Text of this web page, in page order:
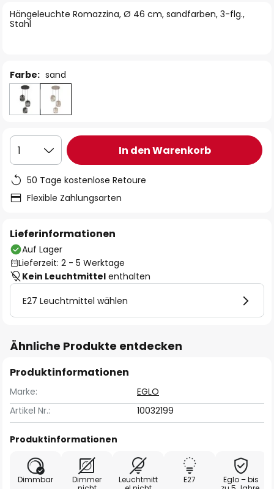
Hängeleuchte Romazzina, Ø 46 cm, sandfarben, 3-flg.,
Stahl
Farbe: sand
1 In den Warenkorb
50 Tage kostenlose Retoure
Flexible Zahlungsarten
Lieferinformationen
Auf Lager
Lieferzeit: 2 - 5 Werktage
Kein Leuchtmittel enthalten
E27 Leuchtmittel wählen
Ähnliche Produkte entdecken
Produktinformationen
Marke:
EGLO
Artikel Nr.:
10032199
Produktinformationen
Dimmbar
Dimmer
Leuchtmitt
E27
Eglo – bis